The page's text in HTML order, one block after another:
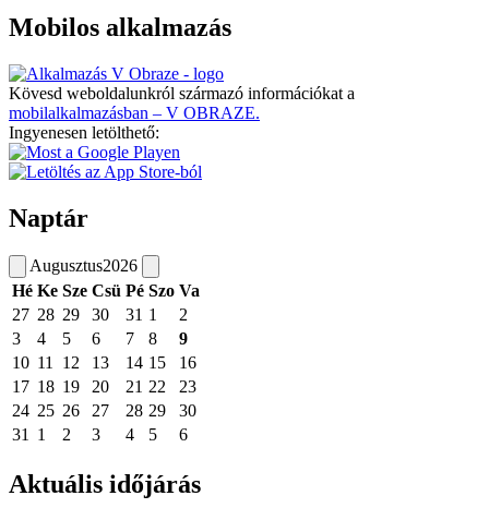
Mobilos alkalmazás
Kövesd weboldalunkról származó információkat a
mobilalkalmazásban – V OBRAZE.
Ingyenesen letölthető:
Naptár
Augusztus2026
Hé Ke Sze Csü Pé Szo Va
27 28 29 30 31 1
2
3
4 5 6 7 8
9
10 11 12 13 14 15
16
17 18 19 20 21 22
23
24 25 26 27 28 29
30
31
1 2 3 4 5 6
Aktuális időjárás